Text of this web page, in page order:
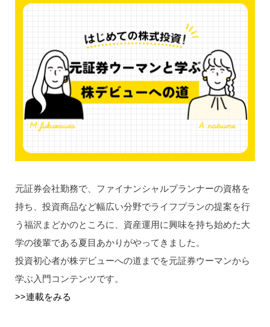
元証券会社勤務で、ファイナンシャルプランナーの資格を
持ち、投資商品など幅広い分野でライフプランの提案を行
う福沢まどかのところに、資産運用に興味を持ち始めた大
学の後輩である夏目あかりがやってきました。
投資初心者が株デビューへの道までを元証券ウーマンから
学ぶ入門コンテンツです。
>>連載をみる